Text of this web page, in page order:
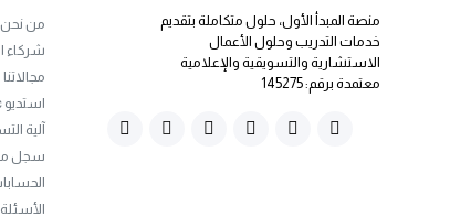
منصة المبدأ الأول، حلول متكاملة بتقديم
خدمات التدريب وحلول الأعمال
الاستشارية والتسويقية والإعلامية
معتمدة برقم: 145275
من نحن
شركاء
استديو 1stc
آلية
سجل